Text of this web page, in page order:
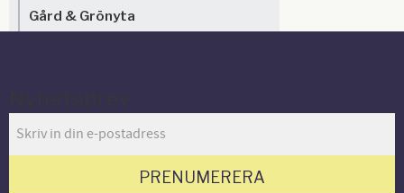
Gård & Grönyta
PRENUMERERA